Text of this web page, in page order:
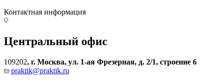
Контактная информация
Центральный офис
109202, г. Москва, ул. 1-ая Фрезерная, д. 2/1, строение 6
praktik@praktik.ru